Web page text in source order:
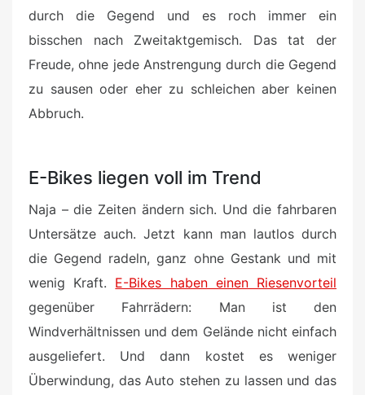
durch die Gegend und es roch immer ein
bisschen nach Zweitaktgemisch. Das tat der
Freude, ohne jede Anstrengung durch die Gegend
zu sausen oder eher zu schleichen aber keinen
Abbruch.
E-Bikes liegen voll im Trend
Naja – die Zeiten ändern sich. Und die fahrbaren
Untersätze auch. Jetzt kann man lautlos durch
die Gegend radeln, ganz ohne Gestank und mit
wenig Kraft. E-Bikes haben einen Riesenvorteil
gegenüber Fahrrädern: Man ist den
Windverhältnissen und dem Gelände nicht einfach
ausgeliefert. Und dann kostet es weniger
Überwindung, das Auto stehen zu lassen und das